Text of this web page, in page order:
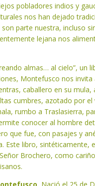
pobladores indios y
nos han dejado
parte nuestra, incluso
lejana nos
almas… al cielo”, un
Montefusco nos invita
caballero en su mula,
cumbres, azotado por
rumbo a Traslasierra,
conocer al hombre
que fue, con pasajes y
Este libro, sintéticamente,
Brochero, como